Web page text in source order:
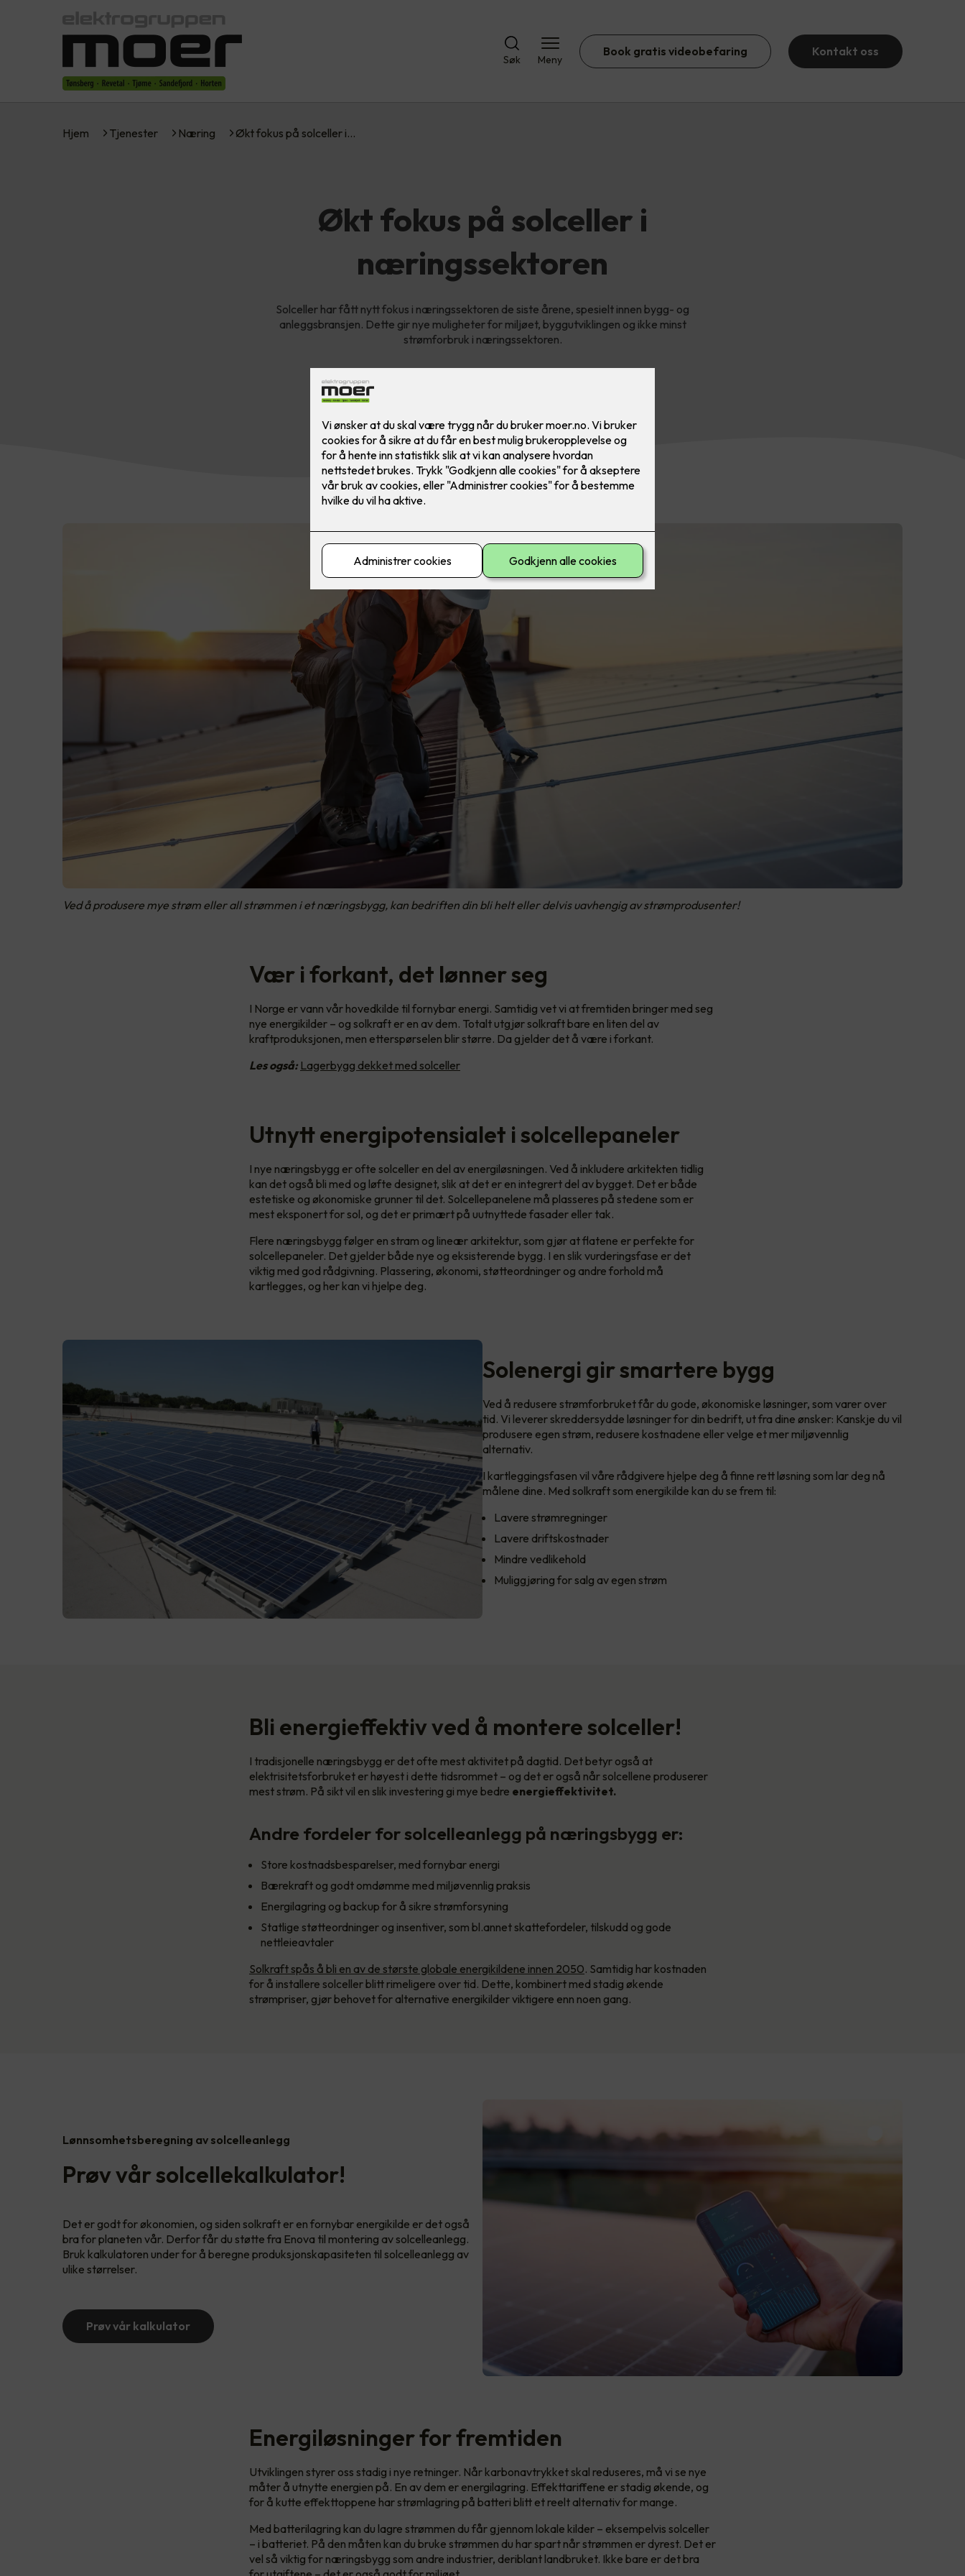
Søk Meny
Book gratis videobefaring Kontakt oss
Hjem Tjenester Næring Økt fokus på solceller i…
Økt fokus på solceller i
næringssektoren
Solceller har fått nytt fokus i næringssektoren de siste årene, spesielt innen bygg- og
anleggsbransjen. Dette gir nye muligheter for miljøet, byggutviklingen og ikke minst
strømforbruk i næringssektoren.
Ved å produsere mye strøm eller all strømmen i et næringsbygg, kan bedriften din bli helt eller delvis uavhengig av strømprodusenter!
Vær i forkant, det lønner seg
I Norge er vann vår hovedkilde til fornybar energi. Samtidig vet vi at fremtiden bringer med seg
nye energikilder – og solkraft er en av dem. Totalt utgjør solkraft bare en liten del av
kraftproduksjonen, men etterspørselen blir større. Da gjelder det å være i forkant.
Les også: Lagerbygg dekket med solceller
Utnytt energipotensialet i solcellepaneler
I nye næringsbygg er ofte solceller en del av energiløsningen. Ved å inkludere arkitekten tidlig
kan det også bli med og løfte designet, slik at det er en integrert del av bygget. Det er både
estetiske og økonomiske grunner til det. Solcellepanelene må plasseres på stedene som er
mest eksponert for sol, og det er primært på uutnyttede fasader eller tak.
Flere næringsbygg følger en stram og lineær arkitektur, som gjør at flatene er perfekte for
solcellepaneler. Det gjelder både nye og eksisterende bygg. I en slik vurderingsfase er det
viktig med god rådgivning. Plassering, økonomi, støtteordninger og andre forhold må
kartlegges, og her kan vi hjelpe deg.
Solenergi gir smartere bygg
Ved å redusere strømforbruket får du gode, økonomiske løsninger, som varer over
tid. Vi leverer skreddersydde løsninger for din bedrift, ut fra dine ønsker: Kanskje du vil
produsere egen strøm, redusere kostnadene eller velge et mer miljøvennlig
alternativ.
I kartleggingsfasen vil våre rådgivere hjelpe deg å finne rett løsning som lar deg nå
målene dine. Med solkraft som energikilde kan du se frem til:
Lavere strømregninger
Lavere driftskostnader
Mindre vedlikehold
Muliggjøring for salg av egen strøm
Bli energieffektiv ved å montere solceller!
I tradisjonelle næringsbygg er det ofte mest aktivitet på dagtid. Det betyr også at
elektrisitetsforbruket er høyest i dette tidsrommet – og det er også når solcellene produserer
mest strøm. På sikt vil en slik investering gi mye bedre energieffektivitet.
Andre fordeler for solcelleanlegg på næringsbygg er:
Store kostnadsbesparelser, med fornybar energi
Bærekraft og godt omdømme med miljøvennlig praksis
Energilagring og backup for å sikre strømforsyning
Statlige støtteordninger og insentiver, som bl.annet skattefordeler, tilskudd og gode
nettleieavtaler
Solkraft spås å bli en av de største globale energikildene innen 2050. Samtidig har kostnaden
for å installere solceller blitt rimeligere over tid. Dette, kombinert med stadig økende
strømpriser, gjør behovet for alternative energikilder viktigere enn noen gang.
Lønnsomhetsberegning av solcelleanlegg
Prøv vår solcellekalkulator!
Det er godt for økonomien, og siden solkraft er en fornybar energikilde er det også
bra for planeten vår. Derfor får du støtte fra Enova til montering av solcelleanlegg.
Bruk kalkulatoren under for å beregne produksjonskapasiteten til solcelleanlegg av
ulike størrelser.
Prøv vår kalkulator
Energiløsninger for fremtiden
Utviklingen styrer oss stadig i nye retninger. Når karbonavtrykket skal reduseres, må vi se nye
måter å utnytte energien på. En av dem er energilagring. Effekttariffene er stadig økende, og
for å kutte effekttoppene har strømlagring på batteri blitt et reelt alternativ for mange.
Med batterilagring kan du lagre strømmen du får gjennom lokale kilder – eksempelvis solceller
– i batteriet. På den måten kan du bruke strømmen du har spart når strømmen er dyrest. Det er
vel så viktig for næringsbygg som andre industrier, deriblant landbruket. Ikke bare er det bra